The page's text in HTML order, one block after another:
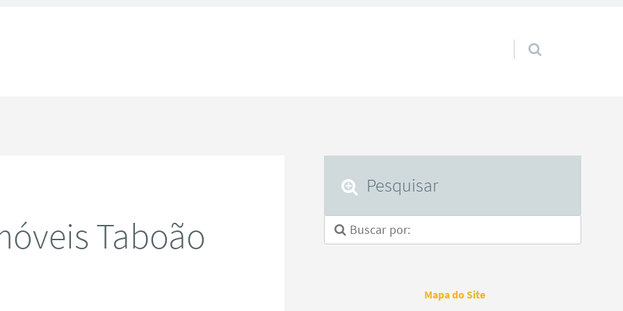
Pular para o conteúdo
Taboão
Pesquisar
Mapa do Site